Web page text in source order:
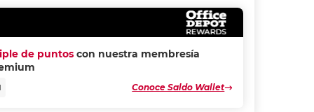
de puntos con nuestra membresía
Conoce Saldo Wallet